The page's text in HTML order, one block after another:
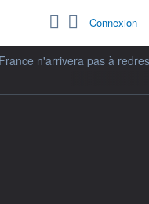
Connexion
n'arrivera pas à